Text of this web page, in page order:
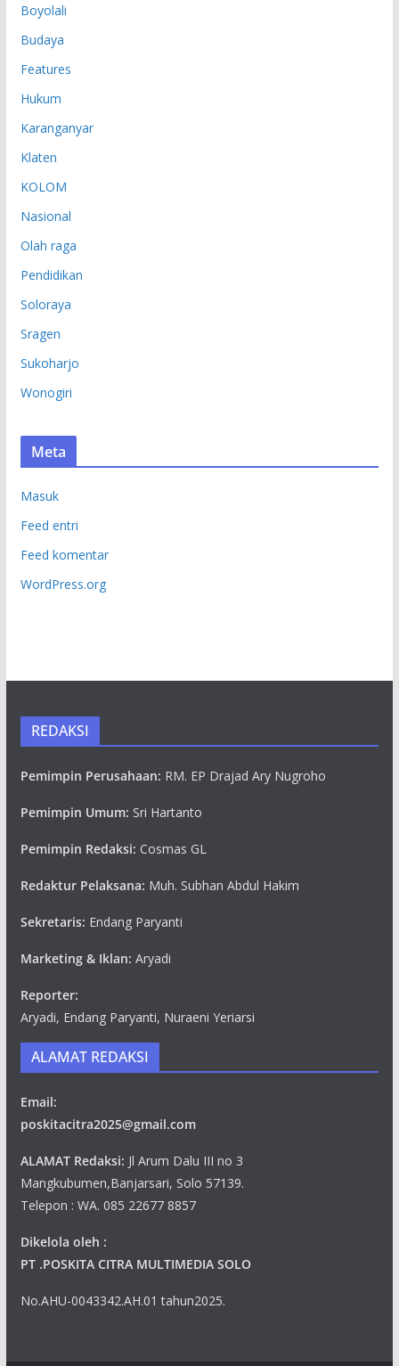
Boyolali
Budaya
Features
Hukum
Karanganyar
Klaten
KOLOM
Nasional
Olah raga
Pendidikan
Soloraya
Sragen
Sukoharjo
Wonogiri
Meta
Masuk
Feed entri
Feed komentar
WordPress.org
REDAKSI
Pemimpin Perusahaan: RM. EP Drajad Ary Nugroho
Pemimpin Umum: Sri Hartanto
Pemimpin Redaksi: Cosmas GL
Redaktur Pelaksana: Muh. Subhan Abdul Hakim
Sekretaris: Endang Paryanti
Marketing & Iklan: Aryadi
Reporter:
Aryadi, Endang Paryanti, Nuraeni Yeriarsi
ALAMAT REDAKSI
Email:
poskitacitra2025@gmail.com
ALAMAT Redaksi: Jl Arum Dalu III no 3
Mangkubumen,Banjarsari, Solo 57139.
Telepon : WA. 085 22677 8857
Dikelola oleh :
PT .POSKITA CITRA MULTIMEDIA SOLO
No.AHU-0043342.AH.01 tahun2025.